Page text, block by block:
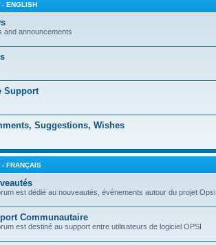
- ENGLISH
and announcements
Support
Suggestions, Wishes
FRANÇAIS
est dédié au nouveautés, événements autour du projet Opsi
Communautaire
est destiné au support entre utilisateurs de logiciel OPSI